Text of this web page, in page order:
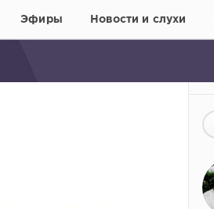
Эфиры Новости и слухи